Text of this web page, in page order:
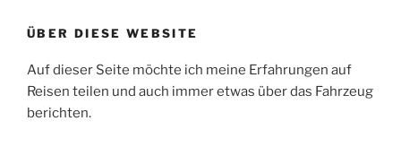
ÜBER DIESE WEBSITE
Auf dieser Seite möchte ich meine Erfahrungen auf
Reisen teilen und auch immer etwas über das Fahrzeug
berichten.